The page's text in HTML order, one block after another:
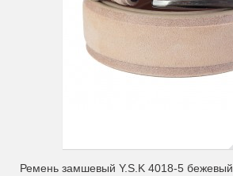
Ремень замшевый Y.S.K 4018-5 бежевый